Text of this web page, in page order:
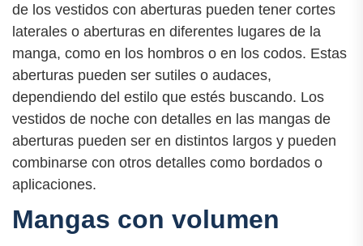
de los vestidos con aberturas pueden tener cortes
laterales o aberturas en diferentes lugares de la
manga, como en los hombros o en los codos. Estas
aberturas pueden ser sutiles o audaces,
dependiendo del estilo que estés buscando. Los
vestidos de noche con detalles en las mangas de
aberturas pueden ser en distintos largos y pueden
combinarse con otros detalles como bordados o
aplicaciones.
Mangas con volumen